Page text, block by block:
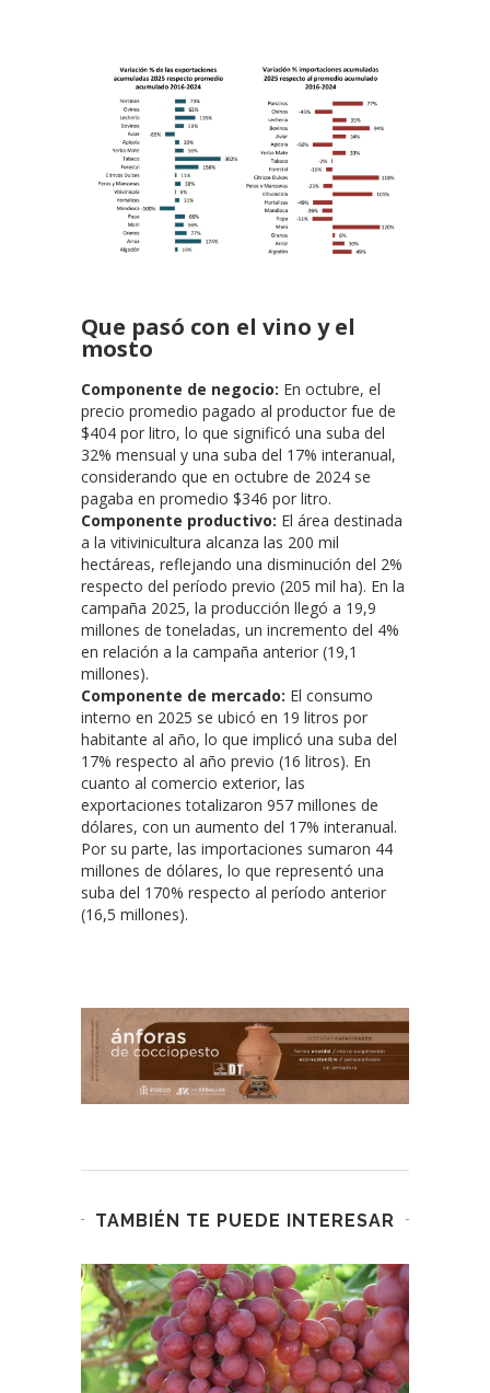
Que pasó con el vino y el
mosto
Componente de negocio: En octubre, el
precio promedio pagado al productor fue de
$404 por litro, lo que significó una suba del
32% mensual y una suba del 17% interanual,
considerando que en octubre de 2024 se
pagaba en promedio $346 por litro.
Componente productivo: El área destinada
a la vitivinicultura alcanza las 200 mil
hectáreas, reflejando una disminución del 2%
respecto del período previo (205 mil ha). En la
campaña 2025, la producción llegó a 19,9
millones de toneladas, un incremento del 4%
en relación a la campaña anterior (19,1
millones).
Componente de mercado: El consumo
interno en 2025 se ubicó en 19 litros por
habitante al año, lo que implicó una suba del
17% respecto al año previo (16 litros). En
cuanto al comercio exterior, las
exportaciones totalizaron 957 millones de
dólares, con un aumento del 17% interanual.
Por su parte, las importaciones sumaron 44
millones de dólares, lo que representó una
suba del 170% respecto al período anterior
(16,5 millones).
TAMBIÉN TE PUEDE INTERESAR